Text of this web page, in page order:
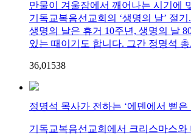
만물이 겨울잠에서 깨어나는 시기에
기독교복음선교회의 ‘생명의 날’ 절기
생명의 날은 휴거 10주년, 생명의 날
있는 때이기도 합니다. 그간 정명석 총
36,01538
정명석 목사가 전하는 ‘에덴에서 뻗은
기독교복음선교회에서 크리스마스와